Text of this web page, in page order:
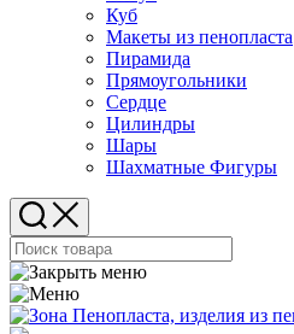
Куб
Макеты из пенопласта
Пирамида
Прямоугольники
Сердце
Цилиндры
Шары
Шахматные Фигуры